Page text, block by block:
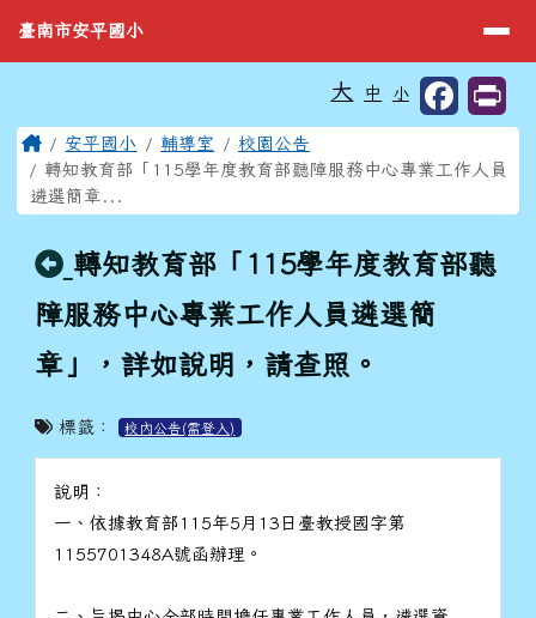
臺南市安平國小
導覽列
臺南市安平國小
⏸
大 中 小
主內容區域
Home安平國小 輔導室
校園公告
轉知教育部「115學年度教育部聽障服務中心專業工作人員
遴選簡章...
回上頁
轉知教育部「115學年度教育部聽
障服務中心專業工作人員遴選簡
章」，詳如說明，請查照。
標籤： 校內公告(需登入)
說明：
一、依據教育部115年5月13日臺教授國字第
1155701348A號函辦理。
頁尾區域